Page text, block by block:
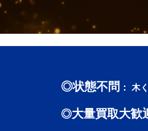
◎状態不問 ：木
◎大量買取大歓